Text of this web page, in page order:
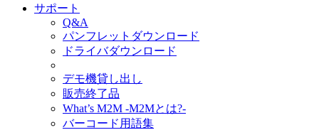
サポート
Q&A
パンフレットダウンロード
ドライバダウンロード
デモ機貸し出し
販売終了品
What’s M2M -M2Mとは?-
バーコード用語集